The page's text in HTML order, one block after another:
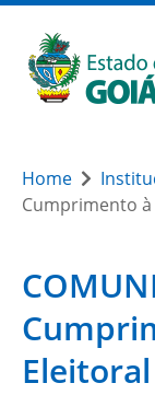
Home
Cumprimento
Eleitoral